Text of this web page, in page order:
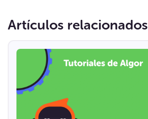
Artículos relacionados